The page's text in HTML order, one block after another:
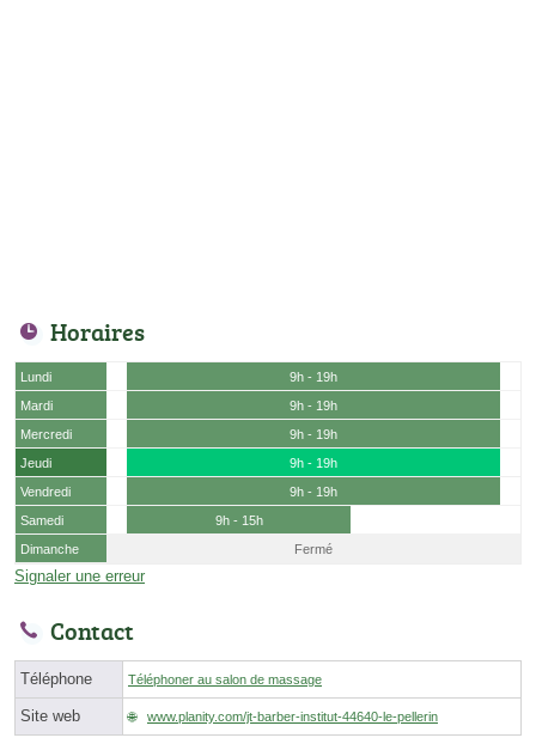
Horaires
Lundi
9h - 19h
Mardi
9h - 19h
Mercredi
9h - 19h
Jeudi
9h - 19h
Vendredi
9h - 19h
Samedi
9h - 15h
Dimanche
Fermé
Signaler une erreur
Contact
Téléphone Téléphoner au salon de massage
Site web www.planity.com/jt-barber-institut-44640-le-pellerin